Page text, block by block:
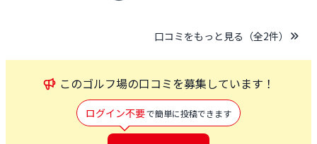
口コミをもっと見る（全2件）
このゴルフ場の口コミを募集しています！
ログイン不要で簡単に投稿できます